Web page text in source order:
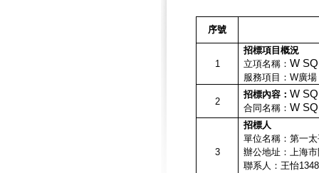
序號
1
招標項目概況
立項名稱：W
服務項目：W廣場
2
招標內容：W
合同名稱：W
3
招標人
單位名稱：第一
辦公地址：上海
聯系人：王怡